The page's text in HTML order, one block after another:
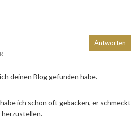
deinen Blog gefunden habe.
ich schon oft gebacken, er schmeckt
herzustellen.
Antworten